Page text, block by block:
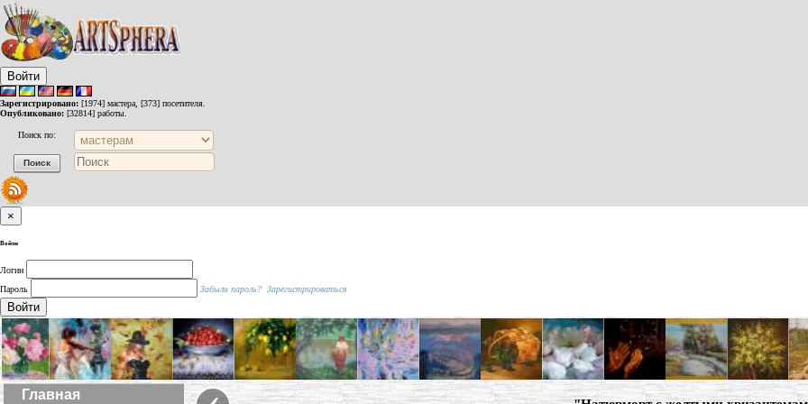
Войти
Зарегистрировано: [1974] мастера, [373] посетителя.
Опубликовано: [32814] работы.
Поиск по:
×
Войти
Логин
Пароль
Забыли пароль? Зарегистрироваться
Войти
Главная